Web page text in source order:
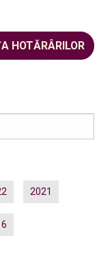
HOTĂRÂRILOR
2021